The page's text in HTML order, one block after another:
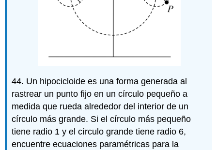
44. Un hipocicloide es una forma generada al
rastrear un punto fijo en un círculo pequeño a
medida que rueda alrededor del interior de un
círculo más grande. Si el círculo más pequeño
tiene radio 1 y el círculo grande tiene radio 6,
encuentre ecuaciones paramétricas para la